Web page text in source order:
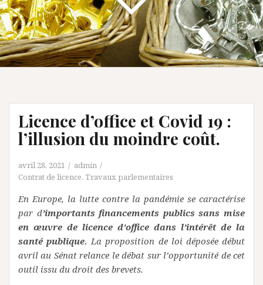
Licence d’office et Covid 19 :
l’illusion du moindre coût.
avril 28, 2021
admin
Contrat de licence, Travaux parlementaires
En Europe, la lutte contre la pandémie se caractérise
par d’importants financements publics sans mise
en œuvre de licence d’office dans l’intérêt de la
santé publique. La proposition de loi déposée début
avril au Sénat relance le débat sur l’opportunité de cet
outil issu du droit des brevets.